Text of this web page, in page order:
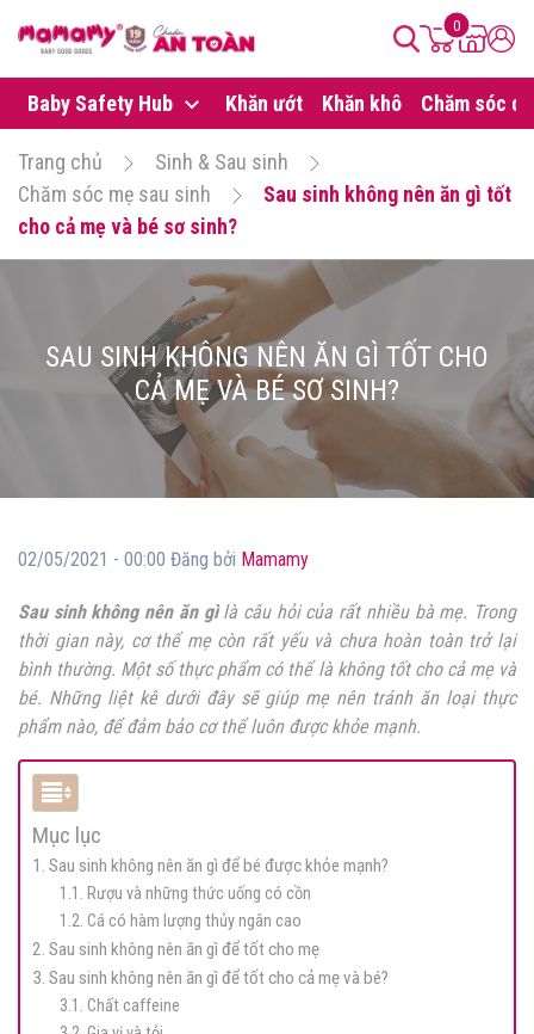
0
Baby Safety Hub Khăn ướt Khăn khô Chăm sóc da
Trang chủ
Sinh & Sau sinh
Chăm sóc mẹ sau sinh
Sau sinh không nên ăn gì tốt
cho cả mẹ và bé sơ sinh?
SAU SINH KHÔNG NÊN ĂN GÌ TỐT CHO
CẢ MẸ VÀ BÉ SƠ SINH?
02/05/2021 - 00:00 Đăng bởi Mamamy
Sau sinh không nên ăn gìlà câu hỏi của rất nhiều bà mẹ. Trong
thời gian này, cơ thể mẹ còn rất yếu và chưa hoàn toàn trở lại
bình thường. Một số thực phẩm có thể là không tốt cho cả mẹ và
bé. Những liệt kê dưới đây sẽ giúp mẹ nên tránh ăn loại thực
phẩm nào, để đảm bảo cơ thể luôn được khỏe mạnh.
Mục lục
1. Sau sinh không nên ăn gì để bé được khỏe mạnh?
1.1. Rượu và những thức uống có cồn
1.2. Cá có hàm lượng thủy ngân cao
2. Sau sinh không nên ăn gì để tốt cho mẹ
3. Sau sinh không nên ăn gì để tốt cho cả mẹ và bé?
3.1. Chất caffeine